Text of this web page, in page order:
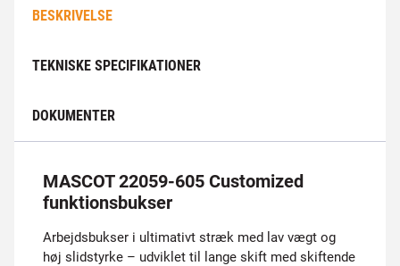
BESKRIVELSE
TEKNISKE SPECIFIKATIONER
DOKUMENTER
MASCOT 22059-605 Customized
funktionsbukser
Arbejdsbukser i ultimativt stræk med lav vægt og
høj slidstyrke – udviklet til lange skift med skiftende